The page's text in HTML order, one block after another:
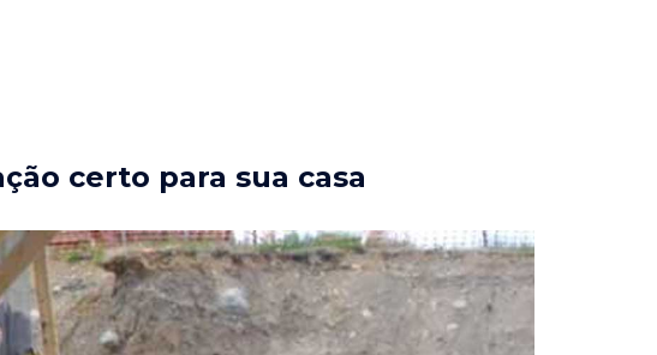
certo para sua casa